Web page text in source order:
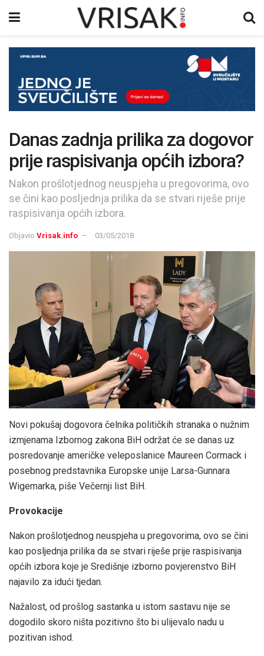
Danas zadnja prilika za dogovor
prije raspisivanja općih izbora?
Nakon prošlotjednog neuspjeha u pregovorima, ovo
se čini kao posljednja prilika da se stvari riješe prije
raspisivanja općih izbora.
Objavio Vrisak.info 03/05/2018
Novi pokušaj dogovora čelnika političkih stranaka o nužnim
izmjenama Izbornog zakona BiH održat će se danas uz
posredovanje američke veleposlanice Maureen Cormack i
posebnog predstavnika Europske unije Larsa-Gunnara
Wigemarka, piše Večernji list BiH.
Provokacije
Nakon prošlotjednog neuspjeha u pregovorima, ovo se čini
kao posljednja prilika da se stvari riješe prije raspisivanja
općih izbora koje je Središnje izborno povjerenstvo BiH
najavilo za idući tjedan.
Nažalost, od prošlog sastanka u istom sastavu nije se
dogodilo skoro ništa pozitivno što bi ulijevalo nadu u
pozitivan ishod.